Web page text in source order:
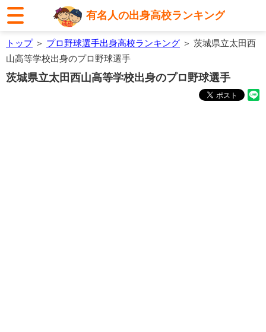
有名人の出身高校ランキング
トップ＞ プロ野球選手出身高校ランキング ＞ 茨城県立太田西
山高等学校出身のプロ野球選手
茨城県立太田西山高等学校出身のプロ野球選手